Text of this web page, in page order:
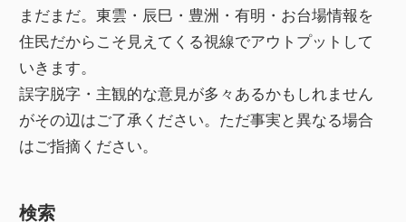
まだまだ。東雲・辰巳・豊洲・有明・お台場情報を
住民だからこそ見えてくる視線でアウトプットして
いきます。
誤字脱字・主観的な意見が多々あるかもしれません
がその辺はご了承ください。ただ事実と異なる場合
はご指摘ください。
検索